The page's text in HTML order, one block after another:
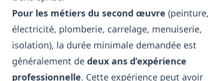
Pour les métiers du second œuvre (peinture,
électricité, plomberie, carrelage, menuiserie,
isolation), la durée minimale demandée est
généralement de deux ans d’expérience
professionnelle. Cette expérience peut avoir